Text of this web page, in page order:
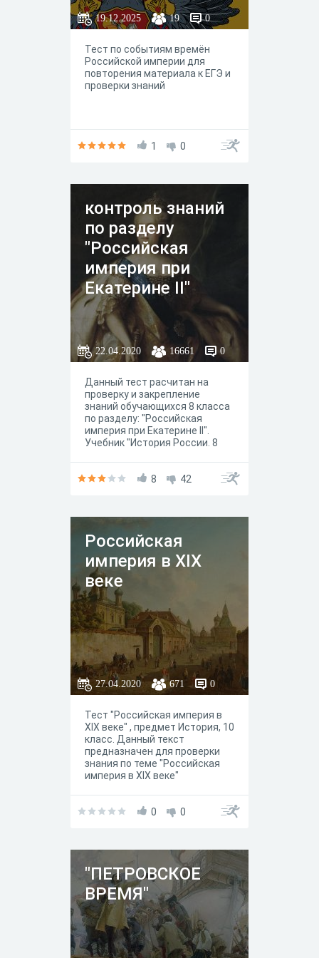
Александр Васильевич
Суворов. Эти прославленные
генералы навечно вписали
свои имена в историю нашей
страны и покрыли вечной
славой русское оружие.
19.12.2025 19 0
Тест по событиям времён
Российской империи для
повторения материала к ЕГЭ и
проверки знаний
1 0
контроль знаний
по разделу
"Российская
империя при
Екатерине II"
22.04.2020 16661 0
Данный тест расчитан на
проверку и закрепление
знаний обучающихся 8 класса
по разделу: "Российская
империя при Екатерине II".
Учебник "История России. 8
издательство "Просвещение".
8 42
Российская
империя в XIX
веке
27.04.2020 671 0
Тест "Российская империя в
XIX веке" , предмет История, 10
класс. Данный текст
предназначен для проверки
знания по теме "Российская
империя в XIX веке"
0 0
"ПЕТРОВСКОЕ
ВРЕМЯ"